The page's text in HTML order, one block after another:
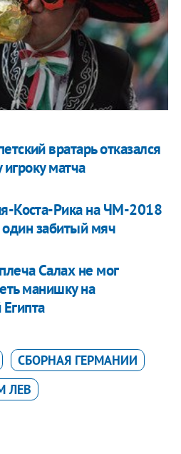
вратарь отказался
матча
Коста-Рика на ЧМ-2018
забитый мяч
Салах не мог
манишку на
СБОРНАЯ ГЕРМАНИИ
ЛЕВ